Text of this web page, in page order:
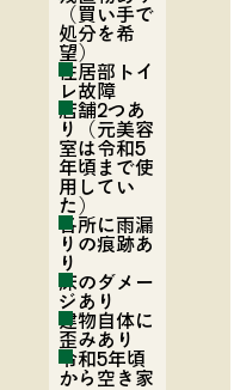
（買い手で
処分を希
望）
住居部トイ
レ故障
店舗2つあ
り（元美容
室は令和5
年頃まで使
用してい
た）
各所に雨漏
りの痕跡あ
り
床のダメー
ジあり
建物自体に
歪みあり
令和5年頃
から空き家